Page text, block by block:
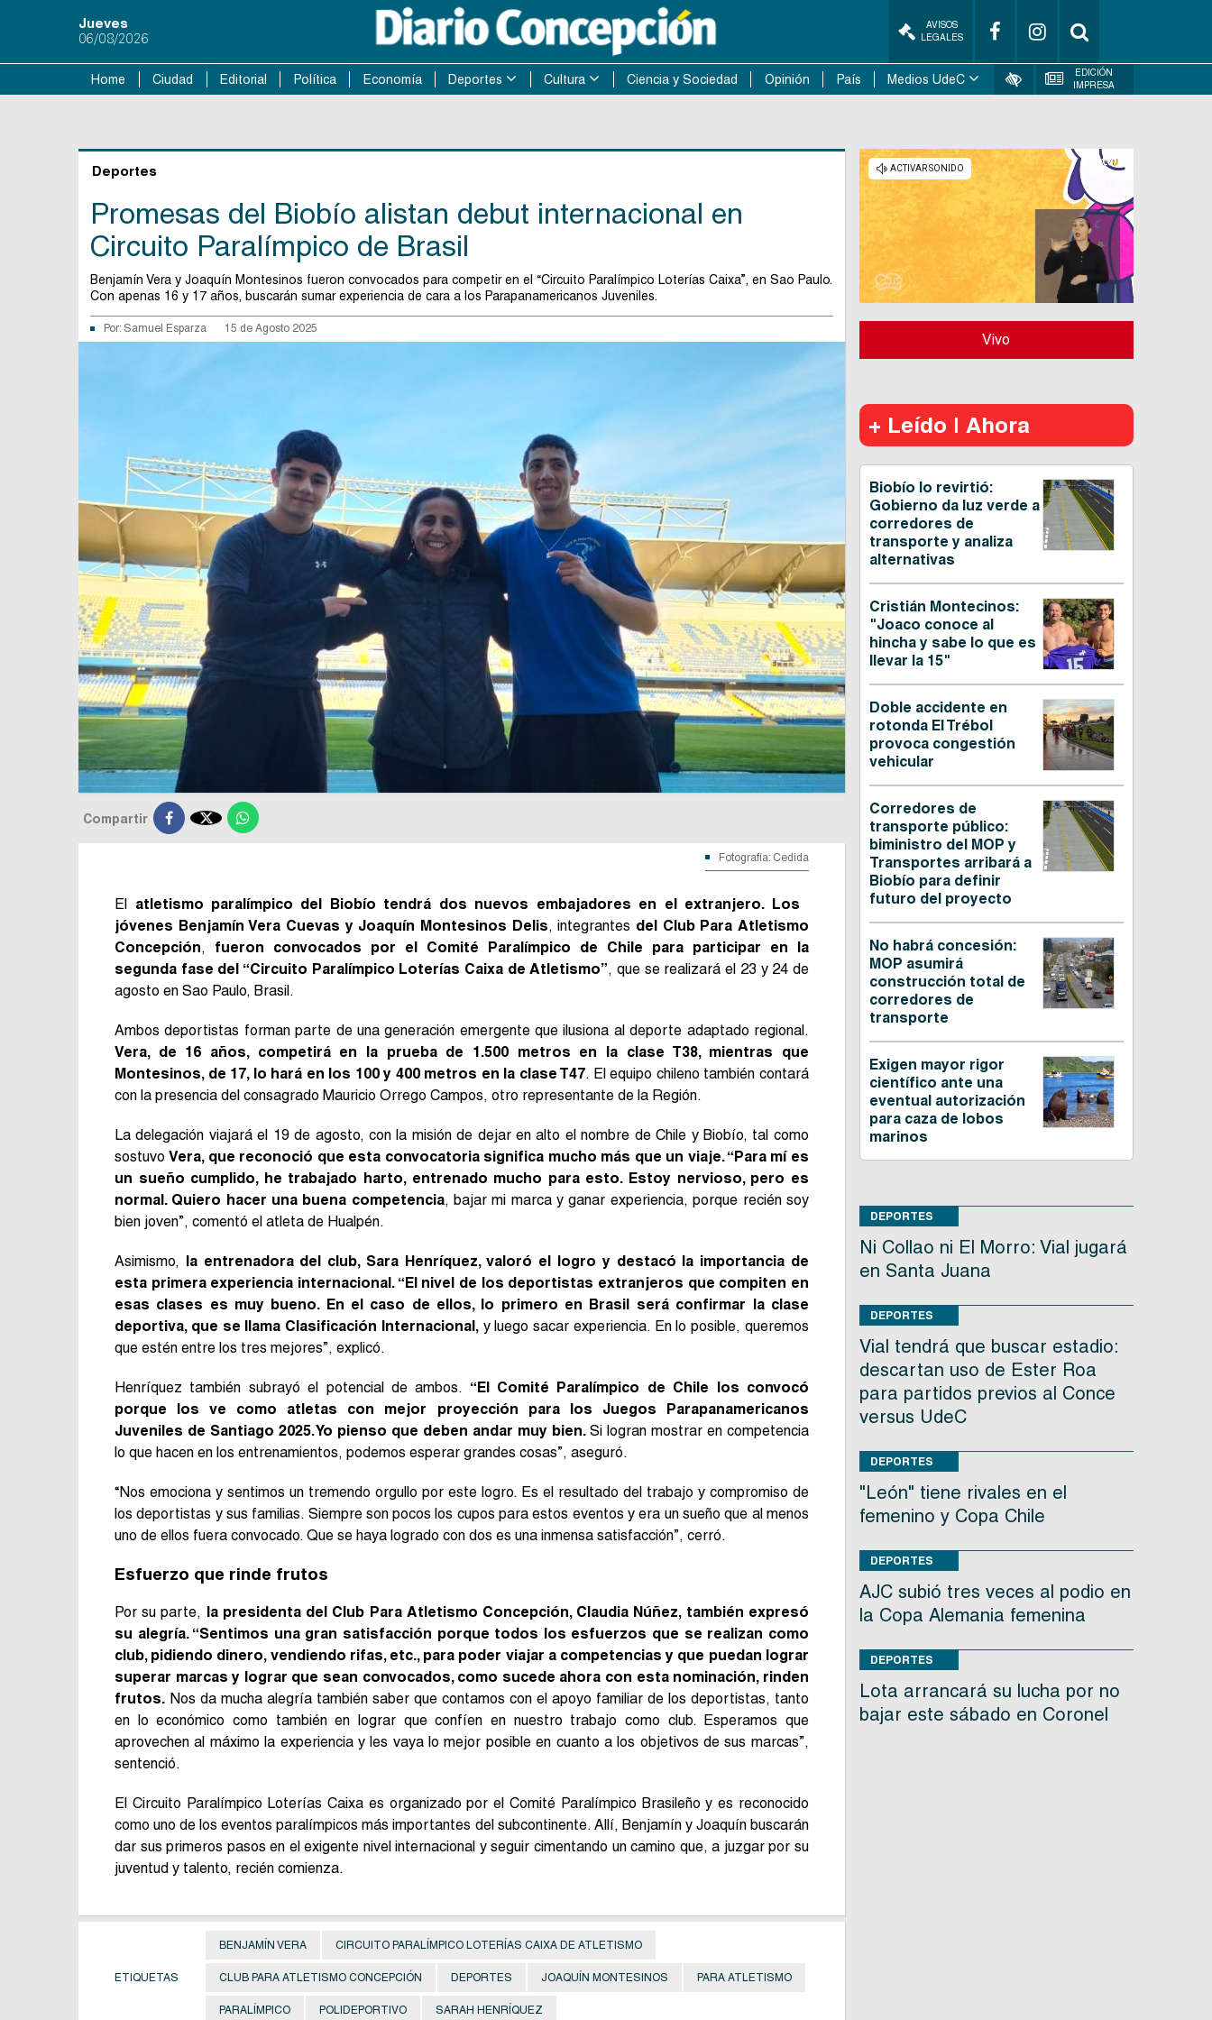
Jueves
06/08/2026
AVISOS
LEGALES
Home Ciudad Editorial Política Economía Deportes Cultura Ciencia y Sociedad Opinión País Medios UdeC
EDICIÓN
IMPRESA
Deportes
Promesas del Biobío alistan debut internacional en
Circuito Paralímpico de Brasil
Benjamín Vera y Joaquín Montesinos fueron convocados para competir en el “Circuito Paralímpico Loterías Caixa”, en Sao Paulo.
Con apenas 16 y 17 años, buscarán sumar experiencia de cara a los Parapanamericanos Juveniles.
Por: Samuel Esparza 15 de Agosto 2025
Compartir 
Fotografía: Cedida
El atletismo paralímpico del Biobío tendrá dos nuevos embajadores en el extranjero. Los
jóvenes Benjamín Vera Cuevas y Joaquín Montesinos Delis, integrantes del Club Para Atletismo
Concepción, fueron convocados por el Comité Paralímpico de Chile para participar en la
segunda fase del “Circuito Paralímpico Loterías Caixa de Atletismo”, que se realizará el 23 y 24 de
agosto en Sao Paulo, Brasil.
Ambos deportistas forman parte de una generación emergente que ilusiona al deporte adaptado regional.
Vera, de 16 años, competirá en la prueba de 1.500 metros en la clase T38, mientras que
Montesinos, de 17, lo hará en los 100 y 400 metros en la clase T47. El equipo chileno también contará
con la presencia del consagrado Mauricio Orrego Campos, otro representante de la Región.
La delegación viajará el 19 de agosto, con la misión de dejar en alto el nombre de Chile y Biobío, tal como
sostuvoVera, que reconoció que esta convocatoria significa mucho más que un viaje. “Para mí es
un sueño cumplido, he trabajado harto, entrenado mucho para esto. Estoy nervioso, pero es
normal. Quiero hacer una buena competencia, bajar mi marca y ganar experiencia, porque recién soy
bien joven”, comentó el atleta de Hualpén.
Asimismo, la entrenadora del club, Sara Henríquez, valoró el logro y destacó la importancia de
esta primera experiencia internacional. “El nivel de los deportistas extranjeros que compiten en
esas clases es muy bueno. En el caso de ellos, lo primero en Brasil será confirmar la clase
deportiva, que se llama Clasificación Internacional,y luego sacar experiencia. En lo posible, queremos
que estén entre los tres mejores”, explicó.
Henríquez también subrayó el potencial de ambos. “El Comité Paralímpico de Chile los convocó
porque los ve como atletas con mejor proyección para los Juegos Parapanamericanos
Juveniles de Santiago 2025. Yo pienso que deben andar muy bien.Si logran mostrar en competencia
lo que hacen en los entrenamientos, podemos esperar grandes cosas”, aseguró.
“Nos emociona y sentimos un tremendo orgullo por este logro. Es el resultado del trabajo y compromiso de
los deportistas y sus familias. Siempre son pocos los cupos para estos eventos y era un sueño que al menos
uno de ellos fuera convocado. Que se haya logrado con dos es una inmensa satisfacción”, cerró.
Esfuerzo que rinde frutos
Por su parte, la presidenta del Club Para Atletismo Concepción, Claudia Núñez, también expresó
su alegría. “Sentimos una gran satisfacción porque todos los esfuerzos que se realizan como
club, pidiendo dinero, vendiendo rifas, etc., para poder viajar a competencias y que puedan lograr
superar marcas y lograr que sean convocados, como sucede ahora con esta nominación, rinden
frutos. Nos da mucha alegría también saber que contamos con el apoyo familiar de los deportistas, tanto
en lo económico como también en lograr que confíen en nuestro trabajo como club. Esperamos que
aprovechen al máximo la experiencia y les vaya lo mejor posible en cuanto a los objetivos de sus marcas”,
sentenció.
El Circuito Paralímpico Loterías Caixa es organizado por el Comité Paralímpico Brasileño y es reconocido
como uno de los eventos paralímpicos más importantes del subcontinente. Allí, Benjamín y Joaquín buscarán
dar sus primeros pasos en el exigente nivel internacional y seguir cimentando un camino que, a juzgar por su
juventud y talento, recién comienza.
ETIQUETAS
BENJAMÍN VERA CIRCUITO PARALÍMPICO LOTERÍAS CAIXA DE ATLETISMO
CLUB PARA ATLETISMO CONCEPCIÓN DEPORTES JOAQUÍN MONTESINOS PARA ATLETISMO
PARALÍMPICO POLIDEPORTIVO SARAH HENRÍQUEZ
Vivo
+ Leído | Ahora
Biobío lo revirtió:
Gobierno da luz verde a
corredores de
transporte y analiza
alternativas
Cristián Montecinos:
"Joaco conoce al
hincha y sabe lo que es
llevar la 15"
Doble accidente en
rotonda El Trébol
provoca congestión
vehicular
Corredores de
transporte público:
biministro del MOP y
Transportes arribará a
Biobío para definir
futuro del proyecto
No habrá concesión:
MOP asumirá
construcción total de
corredores de
transporte
Exigen mayor rigor
científico ante una
eventual autorización
para caza de lobos
marinos
DEPORTES
Ni Collao ni El Morro: Vial jugará
en Santa Juana
DEPORTES
Vial tendrá que buscar estadio:
descartan uso de Ester Roa
para partidos previos al Conce
versus UdeC
DEPORTES
"León" tiene rivales en el
femenino y Copa Chile
DEPORTES
AJC subió tres veces al podio en
la Copa Alemania femenina
DEPORTES
Lota arrancará su lucha por no
bajar este sábado en Coronel